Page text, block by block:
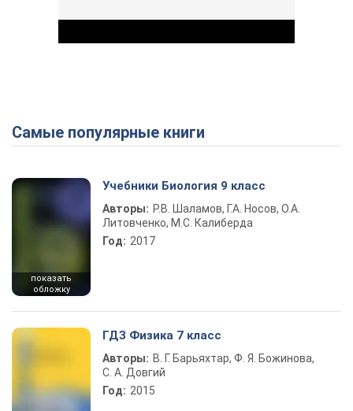
Play Video
Самые популярные книги
показать
обложку
Учебники Биология 9 класс
Авторы: Р.В. Шаламов, Г.А. Носов, О.А.
Литовченко, М.С. Калиберда
Год: 2017
ГДЗ Физика 7 класс
Авторы: В. Г. Барьяхтар, Ф. Я. Божинова,
С. А. Довгий
Год: 2015